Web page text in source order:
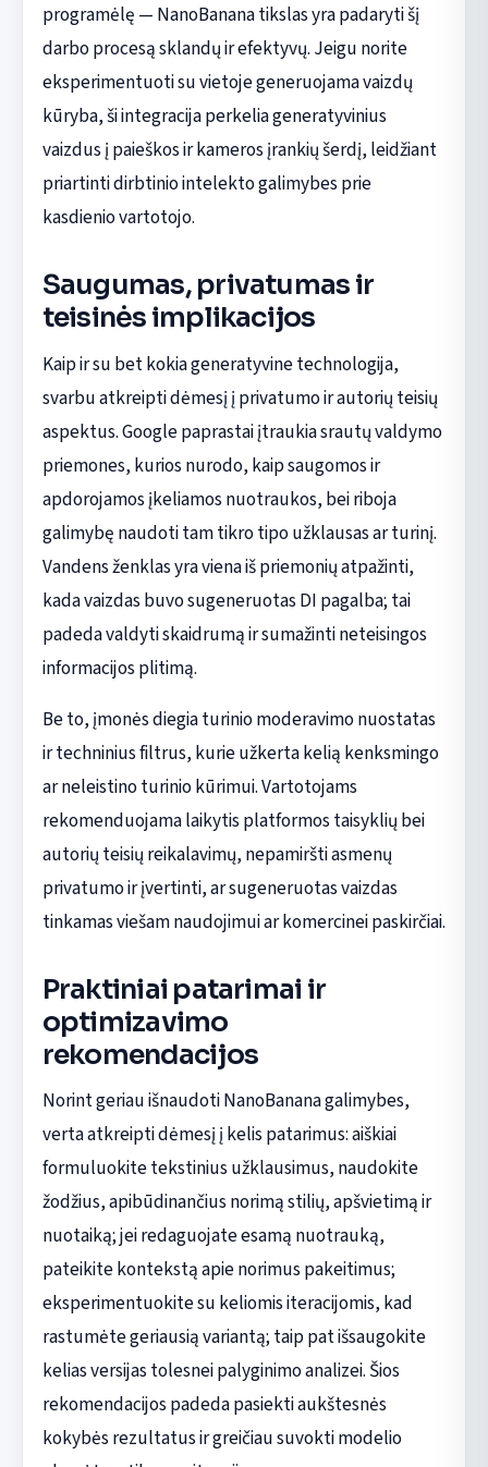
programėlę — NanoBanana tikslas yra padaryti šį
darbo procesą sklandų ir efektyvų. Jeigu norite
eksperimentuoti su vietoje generuojama vaizdų
kūryba, ši integracija perkelia generatyvinius
vaizdus į paieškos ir kameros įrankių šerdį, leidžiant
priartinti dirbtinio intelekto galimybes prie
kasdienio vartotojo.
Saugumas, privatumas ir
teisinės implikacijos
Kaip ir su bet kokia generatyvine technologija,
svarbu atkreipti dėmesį į privatumo ir autorių teisių
aspektus. Google paprastai įtraukia srautų valdymo
priemones, kurios nurodo, kaip saugomos ir
apdorojamos įkeliamos nuotraukos, bei riboja
galimybę naudoti tam tikro tipo užklausas ar turinį.
Vandens ženklas yra viena iš priemonių atpažinti,
kada vaizdas buvo sugeneruotas DI pagalba; tai
padeda valdyti skaidrumą ir sumažinti neteisingos
informacijos plitimą.
Be to, įmonės diegia turinio moderavimo nuostatas
ir techninius filtrus, kurie užkerta kelią kenksmingo
ar neleistino turinio kūrimui. Vartotojams
rekomenduojama laikytis platformos taisyklių bei
autorių teisių reikalavimų, nepamiršti asmenų
privatumo ir įvertinti, ar sugeneruotas vaizdas
tinkamas viešam naudojimui ar komercinei paskirčiai.
Praktiniai patarimai ir
optimizavimo
rekomendacijos
Norint geriau išnaudoti NanoBanana galimybes,
verta atkreipti dėmesį į kelis patarimus: aiškiai
formuluokite tekstinius užklausimus, naudokite
žodžius, apibūdinančius norimą stilių, apšvietimą ir
nuotaiką; jei redaguojate esamą nuotrauką,
pateikite kontekstą apie norimus pakeitimus;
eksperimentuokite su keliomis iteracijomis, kad
rastumėte geriausią variantą; taip pat išsaugokite
kelias versijas tolesnei palyginimo analizei. Šios
rekomendacijos padeda pasiekti aukštesnės
kokybės rezultatus ir greičiau suvokti modelio